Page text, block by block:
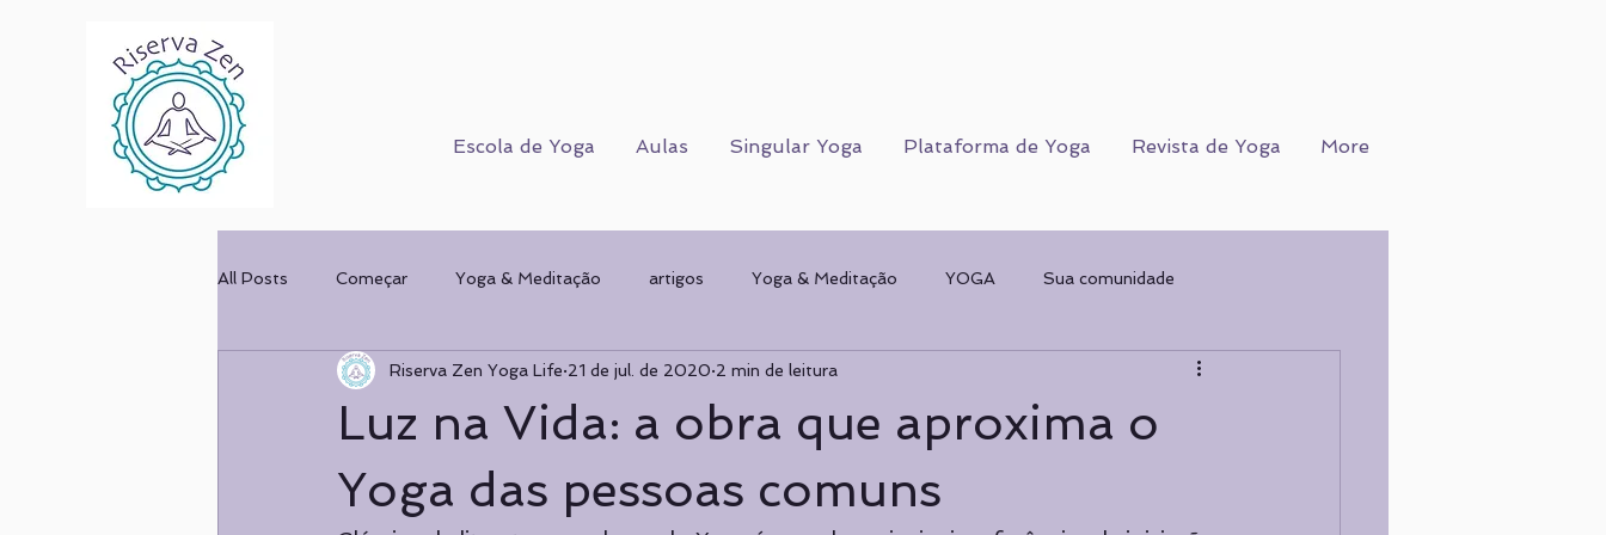
Escola de Yoga Aulas Singular Yoga Plataforma de Yoga Revista de Yoga More
All Posts Começar Yoga & Meditação artigos Yoga & Meditação YOGA Sua comunidade
Corpo Humano Cursos Corpo Humano CORPO FÍSICO WORKSHOPS
Mulher & Ofício COMPORTAMENTAL
Luz na Vida: a obra que aproxima o
Yoga das pessoas comuns
Riserva Zen Yoga Life 21 de jul. de 2020 2 min de leitura